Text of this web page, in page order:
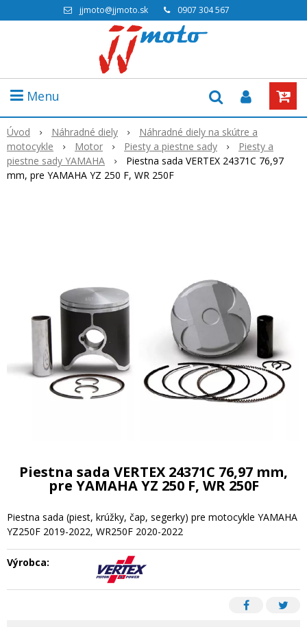
jjmoto@jjmoto.sk 0907 304 567
Menu
Úvod Náhradné diely
Náhradné diely na skútre a
motocykle
Motor Piesty a piestne sady
Piesty a
piestne sady YAMAHA
Piestna sada VERTEX 24371C 76,97
mm, pre YAMAHA YZ 250 F, WR 250F
Piestna sada VERTEX 24371C 76,97 mm,
pre YAMAHA YZ 250 F, WR 250F
Piestna sada (piest, krúžky, čap, segerky) pre motocykle YAMAHA
YZ250F 2019-2022, WR250F 2020-2022
Výrobca: